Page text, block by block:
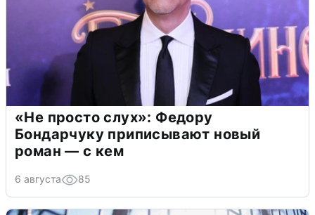
«Не просто слух»: Федору
Бондарчуку приписывают новый
роман — с кем
6 августа 85